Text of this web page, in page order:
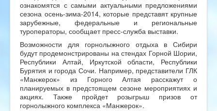
ознакомятся с самыми актуальными предложениями
сезона осень-зима-2014, которые представят крупные
зарубежные, федеральные и региональные
туроператоры, сообщает пресс-служба выставки.
Возможности для горнолыжного отдыха в Сибири
будут продемонстрированы на стендах Горной Шории,
Республики Алтай, Иркутской области, Республики
Бурятия и города Сочи. Например, представители ГЛК
«Манжерок» из Горного Алтая расскажут о
планируемых в предстоящем сезоне мероприятиях и
акциях. Также пройдет розыгрыш призов от
горнолыжного комплекса «Манжерок».